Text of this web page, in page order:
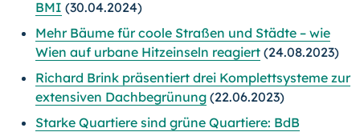
BMI (30.04.2024)
Mehr Bäume für coole Straßen und Städte – wie
Wien auf urbane Hitzeinseln reagiert (24.08.2023)
Richard Brink präsentiert drei Komplettsysteme zur
extensiven Dachbegrünung (22.06.2023)
Starke Quartiere sind grüne Quartiere: BdB